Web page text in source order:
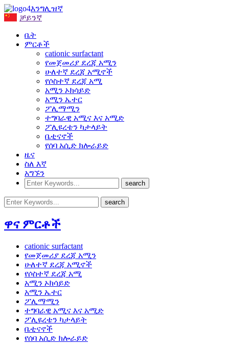
እንግሊዝኛ
ቻይንኛ
ቤት
ምርቶች
cationic surfactant
የመጀመሪያ ደረጃ አሚን
ሁለተኛ ደረጃ አሚኖች
የሶስተኛ ደረጃ አሚ
አሚን ኦክሳይድ
አሚን ኤተር
ፖሊማሚን
ተግባራዊ አሚና እና አሚድ
ፖሊዩረቴን ካታላይት
ቤቲናኖች
የሰባ አሲድ ክሎራይድ
ዜና
ስለ እኛ
አግኙን
ዋና ምርቶች
cationic surfactant
የመጀመሪያ ደረጃ አሚን
ሁለተኛ ደረጃ አሚኖች
የሶስተኛ ደረጃ አሚ
አሚን ኦክሳይድ
አሚን ኤተር
ፖሊማሚን
ተግባራዊ አሚና እና አሚድ
ፖሊዩረቴን ካታላይት
ቤቲናኖች
የሰባ አሲድ ክሎራይድ